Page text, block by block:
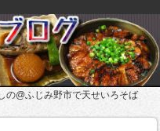
の@ふじみ野市で天せいろそば